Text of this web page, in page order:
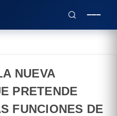
NUEVA
PRETENDE
FUNCIONES DE